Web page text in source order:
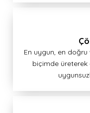
En uygun, en doğru
biçimde